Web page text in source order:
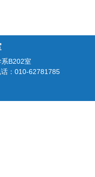
B202室
：010-62781785